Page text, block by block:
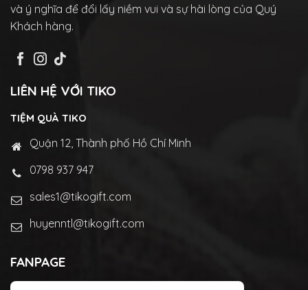
và ý nghĩa để đổi lấy niềm vui và sự hài lòng của Quý
Khách hàng.
LIÊN HỆ VỚI TIKO
TIỆM QUÀ TIKO
Quận 12, Thành phố Hồ Chí Minh
0798 937 947
sales1@tikogift.com
huyenntl@tikogift.com
FANPAGE